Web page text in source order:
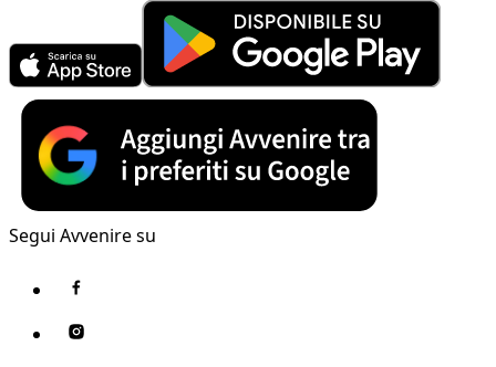
Segui Avvenire su